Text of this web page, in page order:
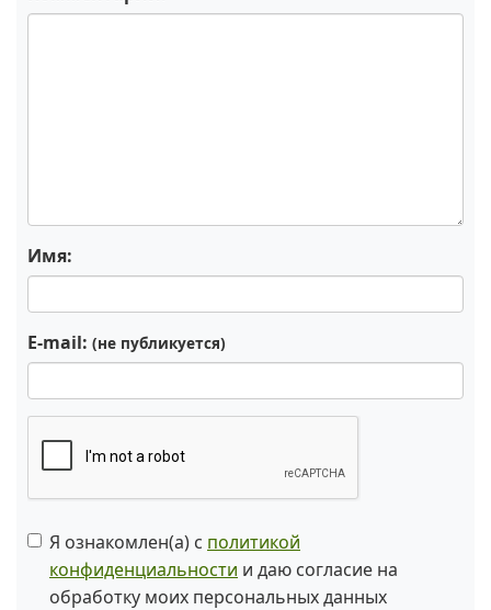
Имя:
E-mail: (не публикуется)
Я ознакомлен(а) с политикой
конфиденциальности и даю согласие на
обработку моих персональных данных